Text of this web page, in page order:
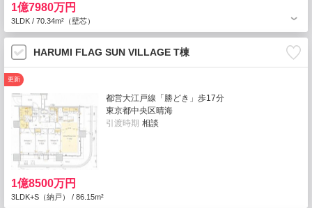
1億7980万円
3LDK / 70.34m²（壁芯）
HARUMI FLAG SUN VILLAGE T棟
更新
都営大江戸線「勝どき」歩17分
東京都中央区晴海
引渡時期 相談
1億8500万円
3LDK+S（納戸） / 86.15m²